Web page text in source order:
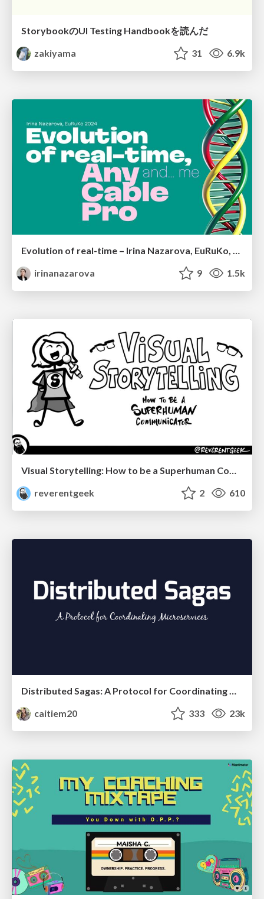
StorybookのUI Testing Handbookを読んだ
zakiyama
31 6.9k
Evolution of real-time – Irina Nazarova, EuRuKo, 2024
irinanazarova
9 1.5k
Visual Storytelling: How to be a Superhuman Communicator
reverentgeek
2 610
Distributed Sagas: A Protocol for Coordinating Microservices
caitiem20
333 23k